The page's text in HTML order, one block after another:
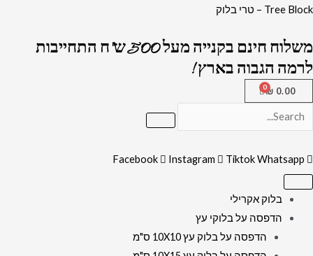
דילוג
Tree Block – טרי בלוק
משלוח חינם בקנייה מעל 500 ש"ח התחייבות
לרמה הגבוה בארץ !
0.00
₪
Facebook Instagram TiktokWhatsapp
בלוק אקרילי
הדפסה על בלוקי עץ
הדפסה על בלוק עץ 10X10 ס"מ
כמות
2304
-
קדיש
על
מעוצבת
על
קנבס
או
זכוכית